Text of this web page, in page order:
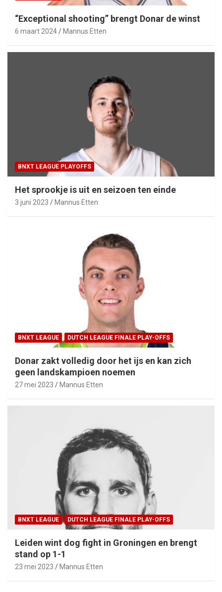
“Exceptional shooting” brengt Donar de winst
6 maart 2024 Mannus Etten
BNXT LEAGUE PLAYOFFS
Het sprookje is uit en seizoen ten einde
3 juni 2023 Mannus Etten
BNXT LEAGUE DUTCH LEAGUE FINALE PLAY-OFFS
Donar zakt volledig door het ijs en kan zich
geen landskampioen noemen
27 mei 2023 Mannus Etten
BNXT LEAGUE DUTCH LEAGUE FINALE PLAY-OFFS
Leiden wint dog fight in Groningen en brengt
stand op 1-1
23 mei 2023 Mannus Etten